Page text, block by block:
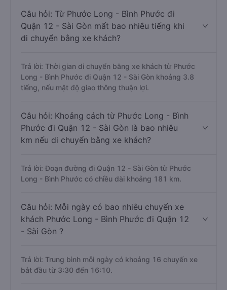
Câu hỏi: Từ Phước Long - Bình Phước đi
Quận 12 - Sài Gòn mất bao nhiêu tiếng khi
di chuyển bằng xe khách?
Trả lời: Thời gian di chuyển bằng xe khách từ Phước
Long - Bình Phước đi Quận 12 - Sài Gòn khoảng 3.8
tiếng, nếu mật độ giao thông thuận lợi.
Câu hỏi: Khoảng cách từ Phước Long - Bình
Phước đi Quận 12 - Sài Gòn là bao nhiêu
km nếu di chuyển bằng xe khách?
Trả lời: Đoạn đường đi Quận 12 - Sài Gòn từ Phước
Long - Bình Phước có chiều dài khoảng 181 km.
Câu hỏi: Mỗi ngày có bao nhiêu chuyến xe
khách Phước Long - Bình Phước đi Quận 12
- Sài Gòn ?
Trả lời: Trung bình mỗi ngày có khoảng 16 chuyến xe
bắt đầu từ 3:30 đến 16:10.